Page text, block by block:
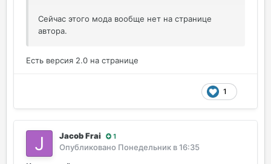
Сейчас этого мода вообще нет на странице
автора.
Есть версия 2.0 на странице
1
Jacob Frai 1
Опубликовано Понедельник в 16:35